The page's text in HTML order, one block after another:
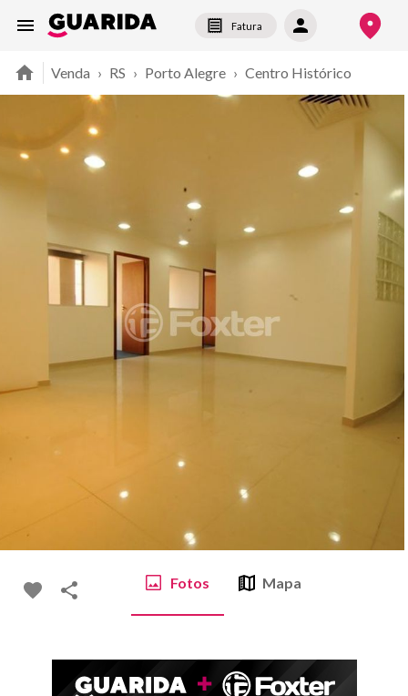
Fatura
Venda › RS › Porto Alegre › Centro Histórico
Fotos Mapa